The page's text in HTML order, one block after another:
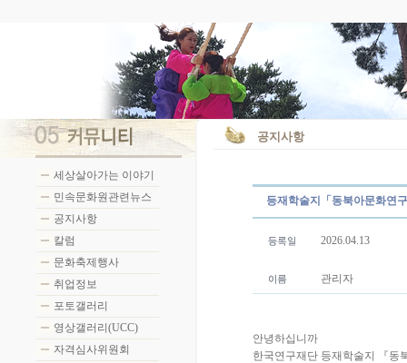
세상살아가는 이야기
민속문화원관련뉴스
공지사항
칼럼
문화축제행사
취업정보
포토갤러리
영상갤러리(UCC)
자격심사위원회
공지사항
등재학술지「동북아문화연
2026.04.13
관리자
안녕하십니까
한국연구재단 등재학술지 『동